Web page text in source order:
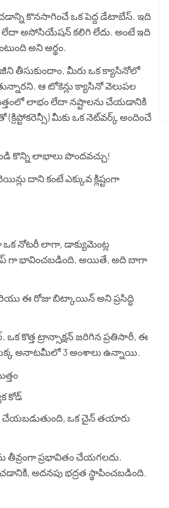
కొనసాగించే ఒక పెద్ద డేటాబేస్. ఇది
లేదా అసోసియేషన్ కలిగి లేదు. అంటే ఇది
అని అర్థం.
తీసుకుందాం. మీరు ఒక క్యాసినోలో
ఆ టోకెన్లు క్యాసినో వెలుపల
లాభం లేదా నష్టాలను చేయడానికి
మీకు ఒక నెట్‌వర్క్ అందించే
కొన్ని లాభాలు పొందవచ్చు!
దాని కంటే ఎక్కువ క్లిష్టంగా
నోటరీ లాగా, డాక్యుమెంట్ల
గా భావించబడింది. అయితే, అది బాగా
ఈ రోజు బిట్కాయిన్ అని ప్రసిద్ధి
ఒక కొత్త ట్రాన్సాక్షన్ జరిగిన ప్రతిసారీ, ఈ
యొక్క అనాటమీలో 3 అంశాలు ఉన్నాయి.
కోడ్
చేయబడుతుంది, ఒక చైన్ తయారు
తీవ్రంగా ప్రభావితం చేయగలదు.
అదనపు భద్రత స్థాపించబడింది.